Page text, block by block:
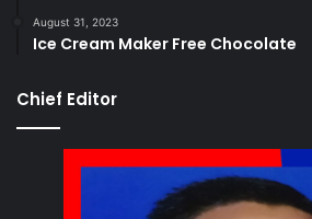
August 31, 2023
Ice Cream Maker Free Chocolate
Chief Editor